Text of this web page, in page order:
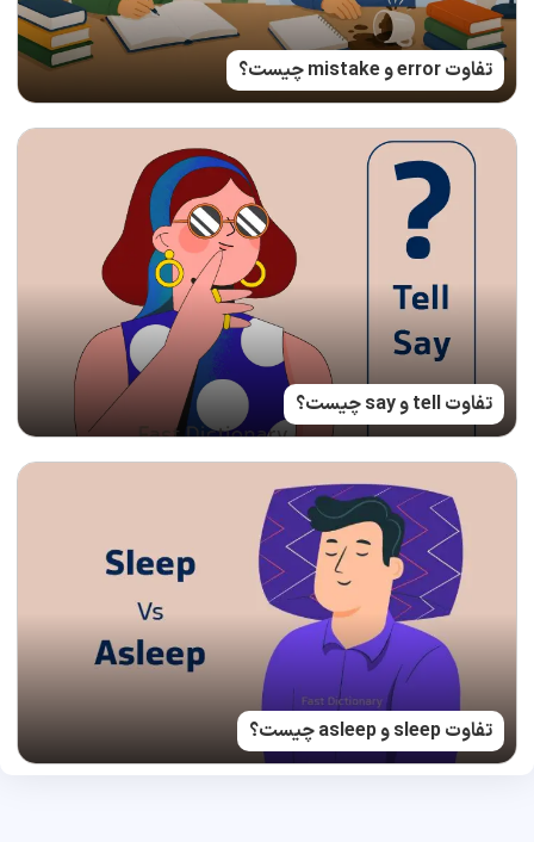
تفاوت error و mistake چیست؟
تفاوت tell و say چیست؟
تفاوت sleep و asleep چیست؟